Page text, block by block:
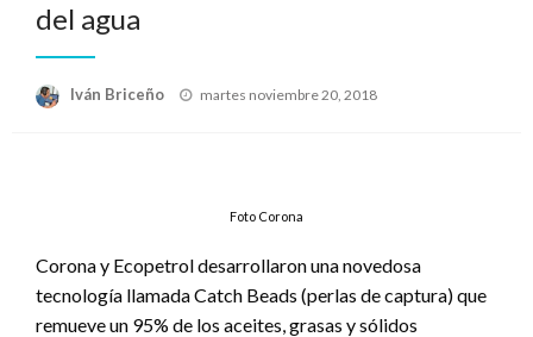
del agua
Iván Briceño
Publicado
martes noviembre 20, 2018
Foto Corona
Corona y Ecopetrol desarrollaron una novedosa
tecnología llamada Catch Beads (perlas de captura) que
remueve un 95% de los aceites, grasas y sólidos